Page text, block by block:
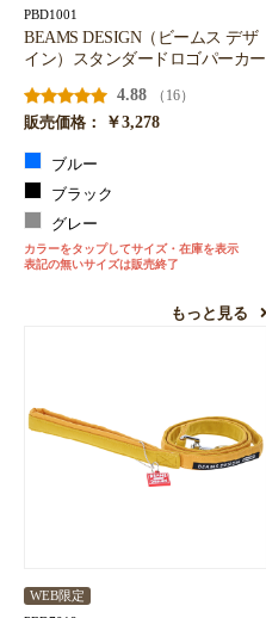
PBD1001
BEAMS DESIGN（ビームス デザ
イン）スタンダードロゴパーカー
4.88
（16）
販売価格：
￥3,278
ブルー
ブラック
グレー
カラーをタップしてサイズ・在庫を表示
表記の無いサイズは販売終了
もっと見る
WEB限定